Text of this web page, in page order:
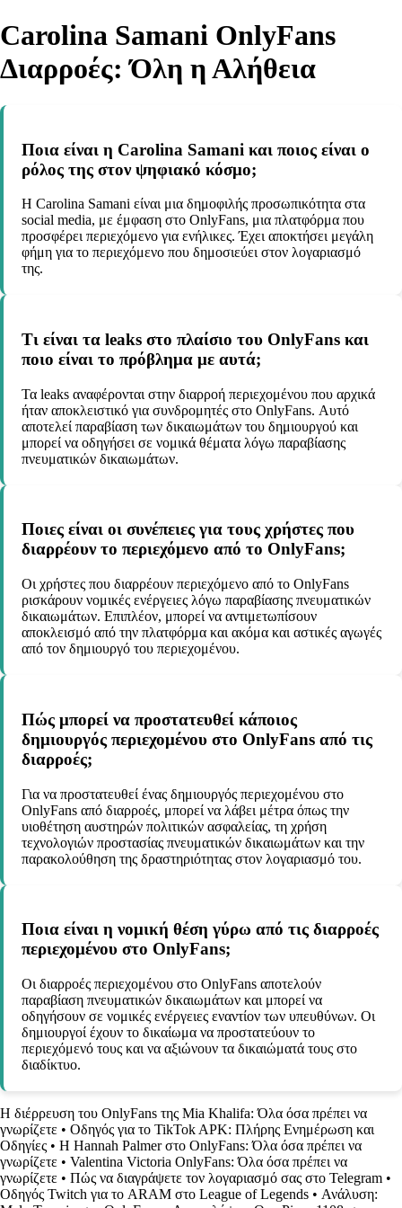
Carolina Samani OnlyFans
Διαρροές: Όλη η Αλήθεια
Ποια είναι η Carolina Samani και ποιος είναι ο
ρόλος της στον ψηφιακό κόσμο;
Η Carolina Samani είναι μια δημοφιλής προσωπικότητα στα
social media, με έμφαση στο OnlyFans, μια πλατφόρμα που
προσφέρει περιεχόμενο για ενήλικες. Έχει αποκτήσει μεγάλη
φήμη για το περιεχόμενο που δημοσιεύει στον λογαριασμό
της.
Τι είναι τα leaks στο πλαίσιο του OnlyFans και
ποιο είναι το πρόβλημα με αυτά;
Τα leaks αναφέρονται στην διαρροή περιεχομένου που αρχικά
ήταν αποκλειστικό για συνδρομητές στο OnlyFans. Αυτό
αποτελεί παραβίαση των δικαιωμάτων του δημιουργού και
μπορεί να οδηγήσει σε νομικά θέματα λόγω παραβίασης
πνευματικών δικαιωμάτων.
Ποιες είναι οι συνέπειες για τους χρήστες που
διαρρέουν το περιεχόμενο από το OnlyFans;
Οι χρήστες που διαρρέουν περιεχόμενο από το OnlyFans
ρισκάρουν νομικές ενέργειες λόγω παραβίασης πνευματικών
δικαιωμάτων. Επιπλέον, μπορεί να αντιμετωπίσουν
αποκλεισμό από την πλατφόρμα και ακόμα και αστικές αγωγές
από τον δημιουργό του περιεχομένου.
Πώς μπορεί να προστατευθεί κάποιος
δημιουργός περιεχομένου στο OnlyFans από τις
διαρροές;
Για να προστατευθεί ένας δημιουργός περιεχομένου στο
OnlyFans από διαρροές, μπορεί να λάβει μέτρα όπως την
υιοθέτηση αυστηρών πολιτικών ασφαλείας, τη χρήση
τεχνολογιών προστασίας πνευματικών δικαιωμάτων και την
παρακολούθηση της δραστηριότητας στον λογαριασμό του.
Ποια είναι η νομική θέση γύρω από τις διαρροές
περιεχομένου στο OnlyFans;
Οι διαρροές περιεχομένου στο OnlyFans αποτελούν
παραβίαση πνευματικών δικαιωμάτων και μπορεί να
οδηγήσουν σε νομικές ενέργειες εναντίον των υπευθύνων. Οι
δημιουργοί έχουν το δικαίωμα να προστατεύουν το
περιεχόμενό τους και να αξιώνουν τα δικαιώματά τους στο
διαδίκτυο.
Η διέρρευση του OnlyFans της Mia Khalifa: Όλα όσα πρέπει να
γνωρίζετε • Οδηγός για το TikTok APK: Πλήρης Ενημέρωση και
Οδηγίες • Η Hannah Palmer στο OnlyFans: Όλα όσα πρέπει να
γνωρίζετε • Valentina Victoria OnlyFans: Όλα όσα πρέπει να
γνωρίζετε • Πώς να διαγράψετε τον λογαριασμό σας στο Telegram •
Οδηγός Twitch για το ARAM στο League of Legends • Ανάλυση: